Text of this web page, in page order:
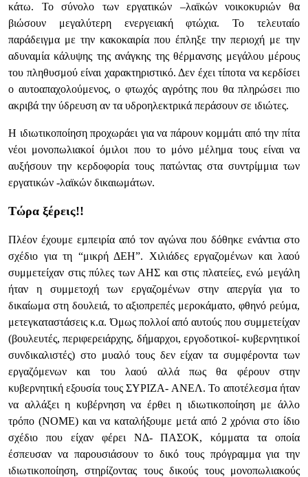
κάτω. Το σύνολο των εργατικών –λαϊκών νοικοκυριών θα
βιώσουν μεγαλύτερη ενεργειακή φτώχια. Το τελευταίο
παράδειγμα με την κακοκαιρία που έπληξε την περιοχή με την
αδυναμία κάλυψης της ανάγκης της θέρμανσης μεγάλου μέρους
του πληθυσμού είναι χαρακτηριστικό. Δεν έχει τίποτα να κερδίσει
ο αυτοαπαχολούμενος, ο φτωχός αγρότης που θα πληρώσει πιο
ακριβά την ύδρευση αν τα υδροηλεκτρικά περάσουν σε ιδιώτες.
Η ιδιωτικοποίηση προχωράει για να πάρουν κομμάτι από την πίτα
νέοι μονοπωλιακοί όμιλοι που το μόνο μέλημα τους είναι να
αυξήσουν την κερδοφορία τους πατώντας στα συντρίμμια των
εργατικών -λαϊκών δικαιωμάτων.
Τώρα ξέρεις!!
Πλέον έχουμε εμπειρία από τον αγώνα που δόθηκε ενάντια στο
σχέδιο για τη “μικρή ΔΕΗ”. Χιλιάδες εργαζομένων και λαού
συμμετείχαν στις πύλες των ΑΗΣ και στις πλατείες, ενώ μεγάλη
ήταν η συμμετοχή των εργαζομένων στην απεργία για το
δικαίωμα στη δουλειά, το αξιοπρεπές μεροκάματο, φθηνό ρεύμα,
μετεγκαταστάσεις κ.α. Όμως πολλοί από αυτούς που συμμετείχαν
(βουλευτές, περιφερειάρχης, δήμαρχοι, εργοδοτικοί- κυβερνητικοί
συνδικαλιστές) στο μυαλό τους δεν είχαν τα συμφέροντα των
εργαζόμενων και του λαού αλλά πως θα φέρουν στην
κυβερνητική εξουσία τους ΣΥΡΙΖΑ- ΑΝΕΛ. Το αποτέλεσμα ήταν
να αλλάξει η κυβέρνηση να έρθει η ιδιωτικοποίηση με άλλο
τρόπο (ΝΟΜΕ) και να καταλήξουμε μετά από 2 χρόνια στο ίδιο
σχέδιο που είχαν φέρει ΝΔ- ΠΑΣΟΚ, κόμματα τα οποία
έσπευσαν να παρουσιάσουν το δικό τους πρόγραμμα για την
ιδιωτικοποίηση, στηρίζοντας τους δικούς τους μονοπωλιακούς